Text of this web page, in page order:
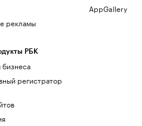
рекламы
РБК
регистратор
AppGallery